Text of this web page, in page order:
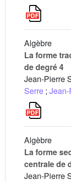
Algèbre
La forme
de degré 4
Jean-Pierre
Serre ;
Algèbre
La forme
centrale de
Jean-Pierre